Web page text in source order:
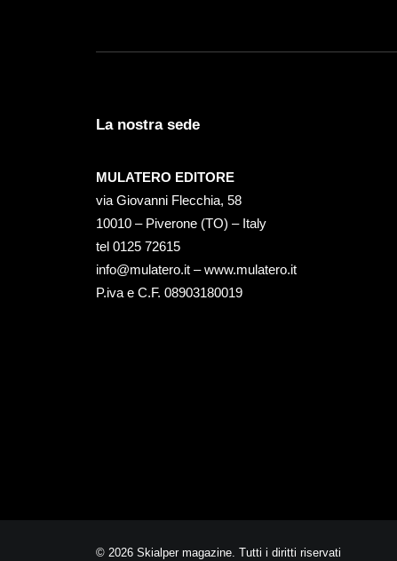
La nostra sede
MULATERO EDITORE
via Giovanni Flecchia, 58
10010 – Piverone (TO) – Italy
tel ‭0125 72615‬
info@mulatero.it –www.mulatero.it
P.iva e C.F. 08903180019
© 2026 Skialper magazine. Tutti i diritti riservati